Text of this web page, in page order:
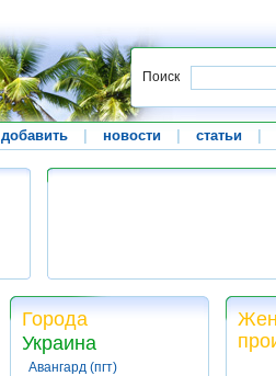
Поиск
добавить новости статьи
Города
Украина
Авангард (пгт)